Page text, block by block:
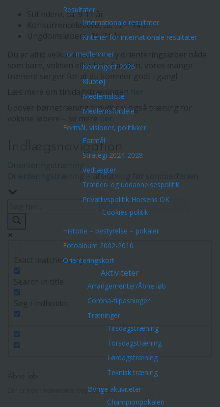
Resultater
Internationale resultater
Kriterier for internationale resultater
For medlemmer
Kontingent 2026
Klubtøj
Medlemsliste
Medlemsfordele
Formål, visioner, politikker
Formål
Strategi 2024-2028
Vedtægter
Træner- og uddannelsespolitik
Privatlivspolitik Horsens OK
Cookies politik
Historie – bestyrelse – pokaler
Fotoalbum 2002-2010
Orienteringskort
Aktiviteter
Arrangementer/Åbne løb
Corona-tilpasninger
Træninger
Tirsdagstræning
Torsdagstræning
Lørdagstræning
Teknisk træning
Øvrige aktiviteter
Championpokalen
Stifindere, ca. 9-11 år
Konkurrenceløbere, ca. 12 – 14 år
Ungdomsløbere, 15-21 år
Du er altid velkommen som ny orienteringsløber både
som barn, voksen eller hele familien, vores mange
trænere sørger for at du kommer godt i gang!
Læs mere om tirsdagstræningen
Udover børnetræning tilbyder vi også træning for
Indlægsnavigation
Orienteringstræning
Orienteringstræning – afslutning før sommerferien
Exact matches only
Der er ingen kommende begivenheder.